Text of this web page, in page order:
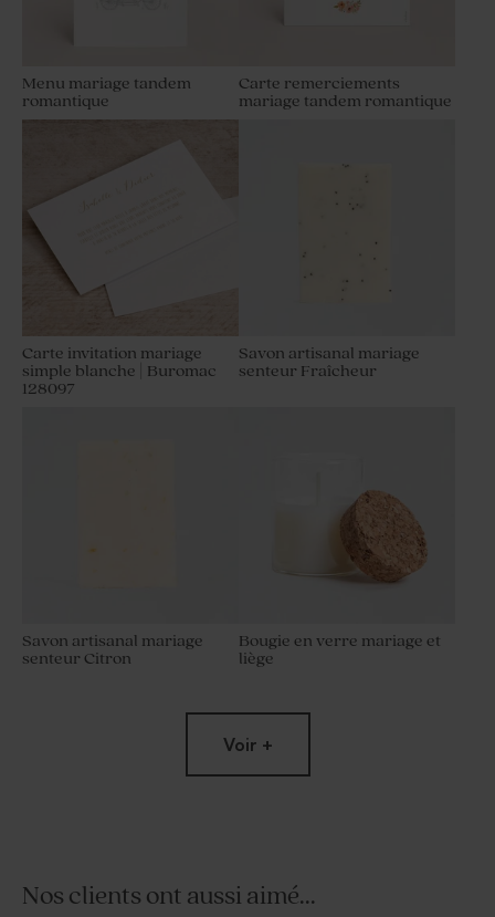
Menu mariage tandem
romantique
Carte remerciements
mariage tandem romantique
Carte invitation mariage
simple blanche | Buromac
128097
Savon artisanal mariage
senteur Fraîcheur
Savon artisanal mariage
senteur Citron
Bougie en verre mariage et
liège
Voir +
Nos clients ont aussi aimé...